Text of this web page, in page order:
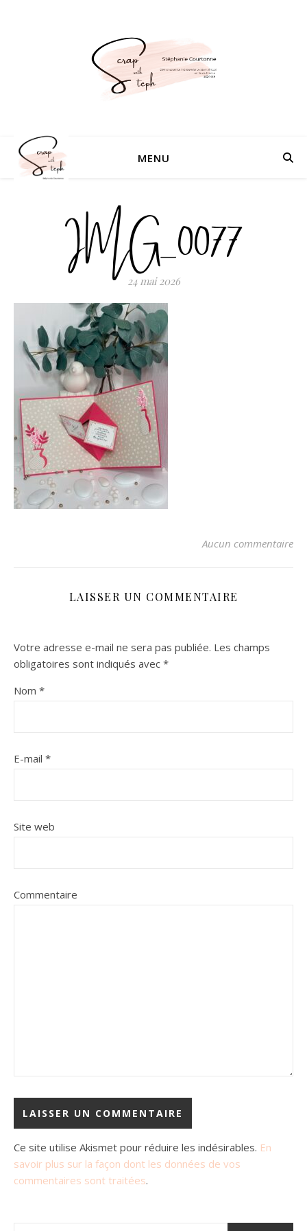
MENU
IMG_0077
24 mai 2026
Aucun commentaire
LAISSER UN COMMENTAIRE
Votre adresse e-mail ne sera pas publiée. Les champs
obligatoires sont indiqués avec *
Nom *
E-mail *
Site web
Commentaire
Ce site utilise Akismet pour réduire les indésirables. En
savoir plus sur la façon dont les données de vos
commentaires sont traitées.